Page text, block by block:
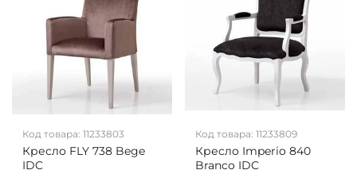
Код товара: 11233803
Кресло FLY 738 Bege
IDC
Код товара: 11233809
Кресло Imperio 840
Branco IDC